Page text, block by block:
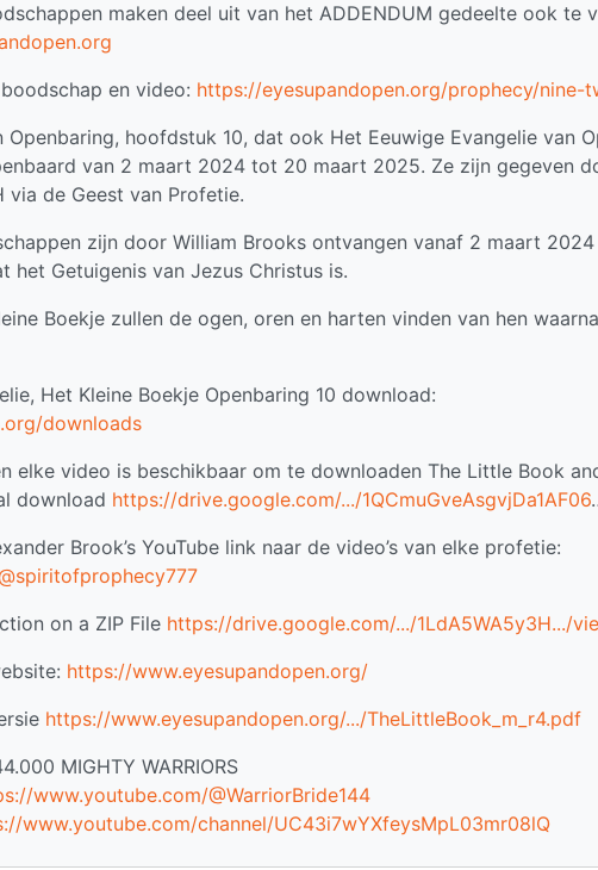
maken deel uit van het ADDENDUM gedeelte ook te
en video: https://eyesupandopen.org/prophecy/nine-
Openbaring, hoofdstuk 10, dat ook Het Eeuwige Evangelie van
van 2 maart 2024 tot 20 maart 2025. Ze zijn gegeven
via de Geest van Profetie.
zijn door William Brooks ontvangen vanaf 2 maart
het Getuigenis van Jezus Christus is.
Boekje zullen de ogen, oren en harten vinden van hen
Het Kleine Boekje Openbaring 10 download:
downloads
elke video is beschikbaar om te downloaden The Little Book
download https://drive.google.com/.../1QCmuGveAsgvjDa1AF06
Brook’s YouTube link naar de video’s van elke profetie:
on a ZIP File https://drive.google.com/.../1LdA5WA5y3H.../
https://www.eyesupandopen.org/
https://www.eyesupandopen.org/.../TheLittleBook_m_r4.pdf
MIGHTY WARRIORS
www.youtube.com/@WarriorBride144
www.youtube.com/channel/UC43i7wYXfeysMpL03mr08lQ